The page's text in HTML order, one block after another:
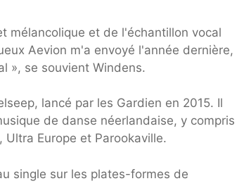
mélancolique et de l'échantillon vocal
Aevion m'a envoyé l'année dernière,
», se souvient Windens.
lancé par les Gardien en 2015. Il
de danse néerlandaise, y compris
Europe et Parookaville.
single sur les plates-formes de